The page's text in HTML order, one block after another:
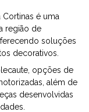
é uma
região de
soluções
decorativos.
opções de
além de
desenvolvidas